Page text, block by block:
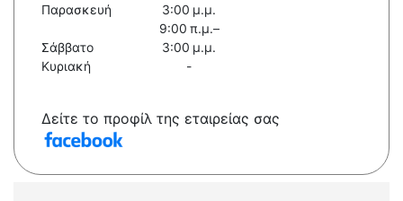
Παρασκευή
3:00 μ.μ.
Σάββατο
9:00 π.μ.–
3:00 μ.μ.
Κυριακή
-
Δείτε το προφίλ της εταιρείας σας